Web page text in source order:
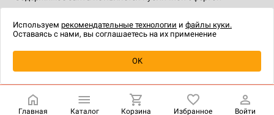
Купить| 1 290 ₽
технологии.
Главная Каталог Корзина Избранное Войти
Используем рекомендательные технологии и файлы куки.
Оставаясь с нами, вы соглашаетесь на их применение
OK